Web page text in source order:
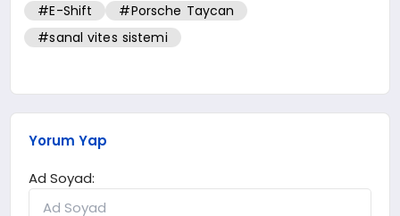
#E-Shift
#Porsche Taycan
#sanal vites sistemi
Yorum Yap
Ad Soyad: